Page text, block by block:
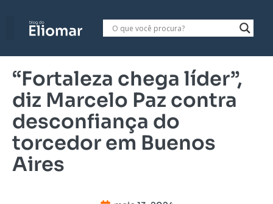
“Fortaleza chega líder”,
diz Marcelo Paz contra
desconfiança do
torcedor em Buenos
Aires